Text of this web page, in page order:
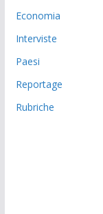
Economia
Interviste
Paesi
Reportage
Rubriche